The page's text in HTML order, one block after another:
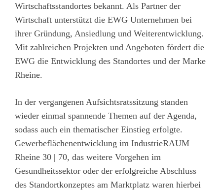
Wirtschaftsstandortes bekannt. Als Partner der
Wirtschaft unterstützt die EWG Unternehmen bei
ihrer Gründung, Ansiedlung und Weiterentwicklung.
Mit zahlreichen Projekten und Angeboten fördert die
EWG die Entwicklung des Standortes und der Marke
Rheine.
In der vergangenen Aufsichtsratssitzung standen
wieder einmal spannende Themen auf der Agenda,
sodass auch ein thematischer Einstieg erfolgte.
Gewerbeflächenentwicklung im IndustrieRAUM
Rheine 30 | 70, das weitere Vorgehen im
Gesundheitssektor oder der erfolgreiche Abschluss
des Standortkonzeptes am Marktplatz waren hierbei